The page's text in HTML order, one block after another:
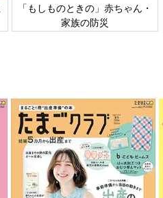
「もしものときの」赤ちゃん・
家族の防災